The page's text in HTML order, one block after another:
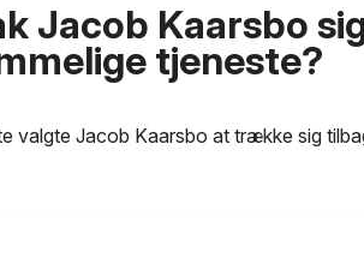
Jacob Kaarsbo
tjeneste?
valgte Jacob Kaarsbo at trække sig